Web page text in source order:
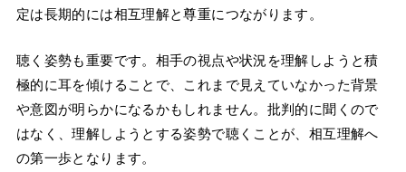
定は長期的には相互理解と尊重につながります。
聴く姿勢も重要です。相手の視点や状況を理解しようと積
極的に耳を傾けることで、これまで見えていなかった背景
や意図が明らかになるかもしれません。批判的に聞くので
はなく、理解しようとする姿勢で聴くことが、相互理解へ
の第一歩となります。